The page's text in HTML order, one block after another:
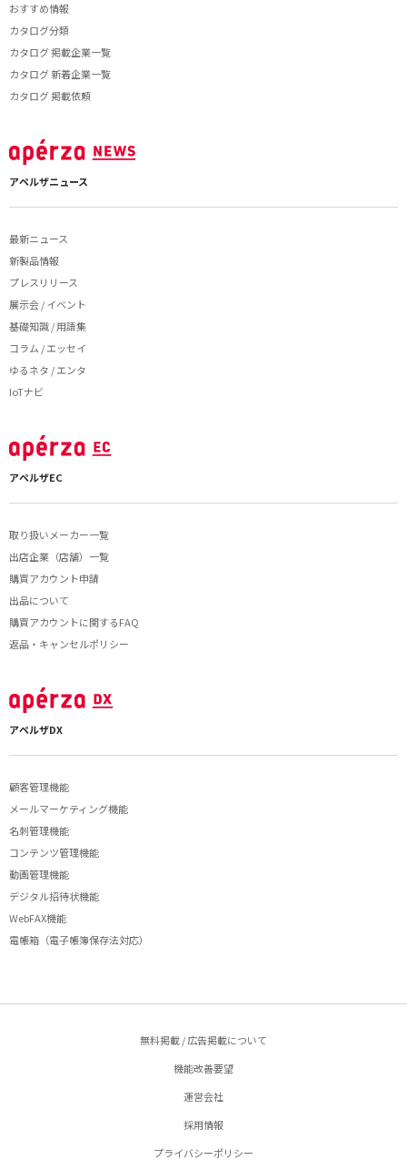
おすすめ情報
カタログ分類
カタログ 掲載企業一覧
カタログ 新着企業一覧
カタログ 掲載依頼
アペルザニュース
最新ニュース
新製品情報
プレスリリース
展示会 / イベント
基礎知識 / 用語集
コラム / エッセイ
ゆるネタ / エンタ
IoTナビ
アペルザEC
取り扱いメーカー一覧
出店企業（店舗）一覧
購買アカウント申請
出品について
購買アカウントに関するFAQ
返品・キャンセルポリシー
アペルザDX
顧客管理機能
メールマーケティング機能
名刺管理機能
コンテンツ管理機能
動画管理機能
デジタル招待状機能
WebFAX機能
電帳箱（電子帳簿保存法対応）
無料掲載 / 広告掲載について
機能改善要望
運営会社
採用情報
プライバシーポリシー